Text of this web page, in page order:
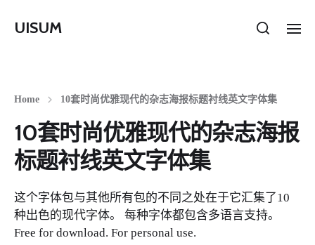
UISUM
Home 10套时尚优雅现代的杂志海报标题衬线英文字体集
10套时尚优雅现代的杂志海报
标题衬线英文字体集
这个字体包与其他所有包的不同之处在于它汇集了10
种出色的现代字体。 每种字体都包含多语言支持。
Free for download. For personal use.